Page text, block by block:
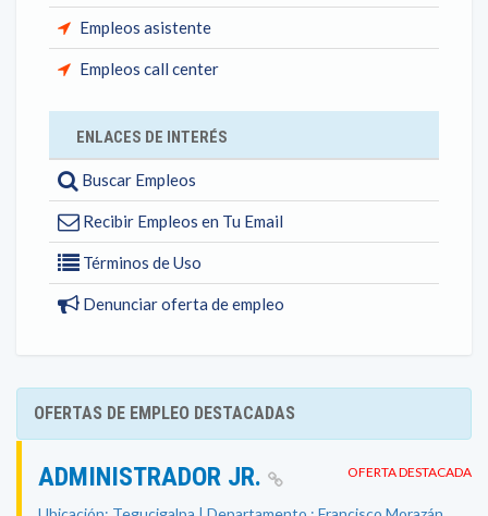
Empleos asistente
Empleos call center
ENLACES DE INTERÉS
Buscar Empleos
Recibir Empleos en Tu Email
Términos de Uso
Denunciar oferta de empleo
OFERTAS DE EMPLEO DESTACADAS
OFERTA DESTACADA
ADMINISTRADOR JR.